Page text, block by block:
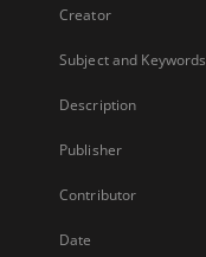
Creator
Subject and Keywords
Description
Publisher
Contributor
Date